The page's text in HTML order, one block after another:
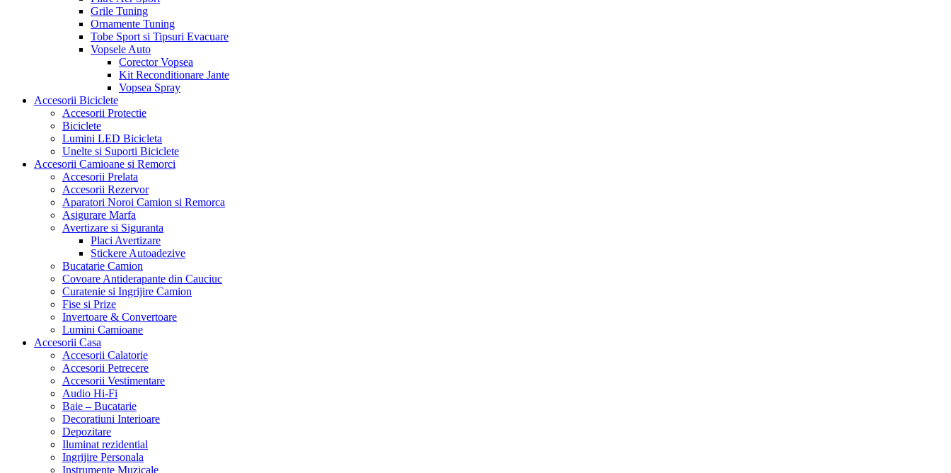
Grile Tuning
Ornamente Tuning
Tobe Sport si Tipsuri Evacuare
Vopsele Auto
Corector Vopsea
Kit Reconditionare Jante
Vopsea Spray
Accesorii Biciclete
Accesorii Protectie
Biciclete
Lumini LED Bicicleta
Unelte si Suporti Biciclete
Accesorii Camioane si Remorci
Accesorii Prelata
Accesorii Rezervor
Aparatori Noroi Camion si Remorca
Asigurare Marfa
Avertizare si Siguranta
Placi Avertizare
Stickere Autoadezive
Bucatarie Camion
Covoare Antiderapante din Cauciuc
Curatenie si Ingrijire Camion
Fise si Prize
Invertoare & Convertoare
Lumini Camioane
Accesorii Casa
Accesorii Calatorie
Accesorii Petrecere
Accesorii Vestimentare
Audio Hi-Fi
Baie – Bucatarie
Decoratiuni Interioare
Depozitare
Iluminat rezidential
Ingrijire Personala
Instrumente Muzicale